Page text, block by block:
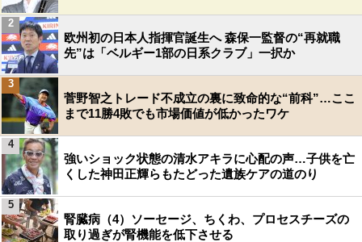
欧州初の日本人指揮官誕生へ 森保一監督の“再就職
先”は「ベルギー1部の日系クラブ」一択か
2
菅野智之トレード不成立の裏に致命的な“前科”…ここ
まで11勝4敗でも市場価値が低かったワケ
3
強いショック状態の清水アキラに心配の声…子供を亡
くした神田正輝らもたどった遺族ケアの道のり
4
腎臓病（4）ソーセージ、ちくわ、プロセスチーズの
取り過ぎが腎機能を低下させる
5